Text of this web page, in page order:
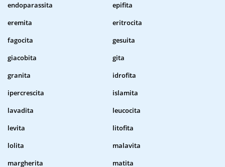
endoparassita
epifita
eremita
eritrocita
fagocita
gesuita
giacobita
gita
granita
idrofita
ipercrescita
islamita
lavadita
leucocita
levita
litofita
lolita
malavita
margherita
matita